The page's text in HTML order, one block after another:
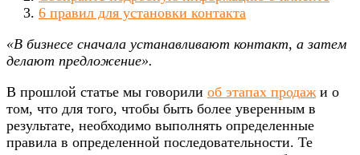
6 правил для установки контакта
«В бизнесе сначала устанавливают контакт, а затем
делают предложение».
В прошлой статье мы говорили об этапах продаж и о
том, что для того, чтобы быть более уверенным в
результате, необходимо выполнять определенные
правила в определенной последовательности. Те